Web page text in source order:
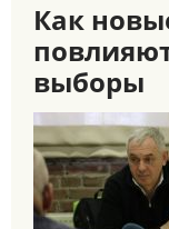
Как
выборы